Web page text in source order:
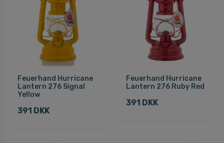
Feuerhand Hurricane
Lantern 276 Signal
Yellow
391 DKK
Feuerhand Hurricane
Lantern 276 Ruby Red
391 DKK